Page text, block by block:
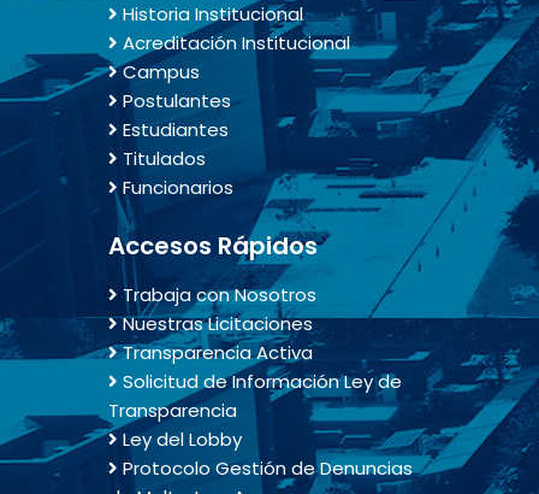
Historia Institucional
Acreditación Institucional
Campus
Postulantes
Estudiantes
Titulados
Funcionarios
Accesos Rápidos
Trabaja con Nosotros
Nuestras Licitaciones
Transparencia Activa
Solicitud de Información Ley de
Transparencia
Ley del Lobby
Protocolo Gestión de Denuncias